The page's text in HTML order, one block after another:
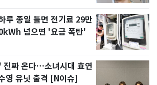
루 종일 틀면 전기료 29만
넘으면 '요금 폭탄'
진짜 온다…소녀시대 효연
영 유닛 출격 [N이슈]